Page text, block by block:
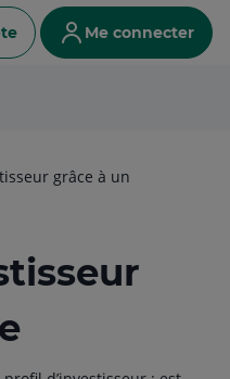
Me connecter
grâce à un